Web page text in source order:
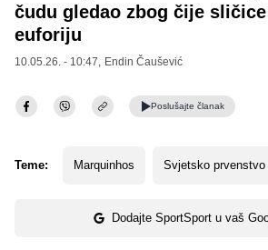
čudu gledao zbog čije
euforiju
10.05.26. - 10:47, Endin Čaušević
Poslušajte članak
Teme: Marquinhos Svjetsko prvenstvo
Dodajte SportSport u vaš